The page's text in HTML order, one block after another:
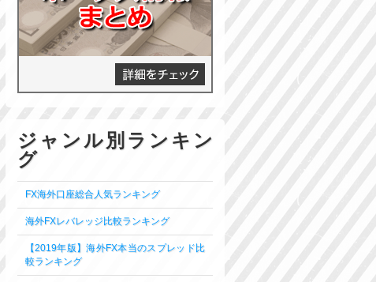
ジャンル別ランキン
グ
FX海外口座総合人気ランキング
海外FXレバレッジ比較ランキング
【2019年版】海外FX本当のスプレッド比
較ランキング